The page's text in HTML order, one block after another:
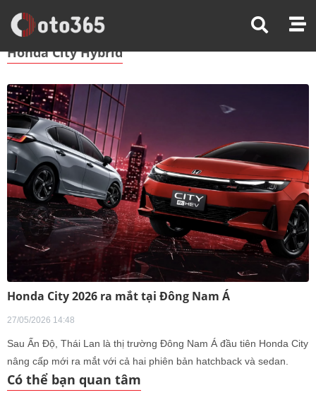
Trang Chủ Honda City Hybrid
Honda City Hybrid
Honda City 2026 ra mắt tại Đông Nam Á
27/05/2026 14:48
Sau Ấn Độ, Thái Lan là thị trường Đông Nam Á đầu tiên Honda City
nâng cấp mới ra mắt với cả hai phiên bản hatchback và sedan.
Có thể bạn quan tâm